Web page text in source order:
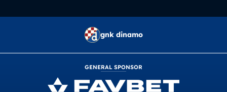
gnk dinamo
GENERAL SPONSOR